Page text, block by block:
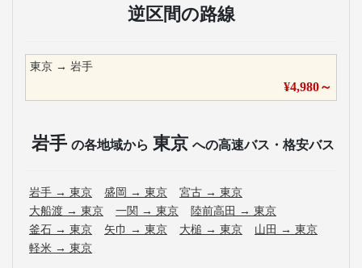
逆区間の路線
東京 → 岩手
¥4,980～
岩手 の各地域から 東京 への高速バス・格安バス
岩手 → 東京 盛岡 → 東京 宮古 → 東京
大船渡 → 東京 一関 → 東京 陸前高田 → 東京
釜石 → 東京 矢巾 → 東京 大槌 → 東京 山田 → 東京
軽米 → 東京